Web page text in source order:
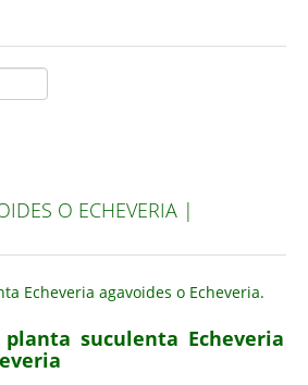
de la G a la Z
Acuáticas
y de Huerto
y Orquídeas
O ECHEVERIA |
suculenta Echeveria